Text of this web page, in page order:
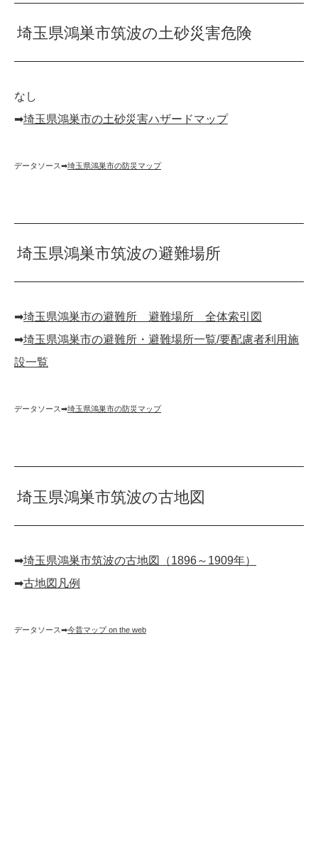
埼玉県鴻巣市筑波の土砂災害危険
なし
➡︎埼玉県鴻巣市の土砂災害ハザードマップ
データソース➡︎埼玉県鴻巣市の防災マップ
埼玉県鴻巣市筑波の避難場所
➡︎埼玉県鴻巣市の避難所 避難場所 全体索引図
➡︎埼玉県鴻巣市の避難所・避難場所一覧/要配慮者利用施
設一覧
データソース➡︎埼玉県鴻巣市の防災マップ
埼玉県鴻巣市筑波の古地図
➡︎埼玉県鴻巣市筑波の古地図（1896～1909年）
➡︎古地図凡例
データソース➡︎今昔マップ on the web